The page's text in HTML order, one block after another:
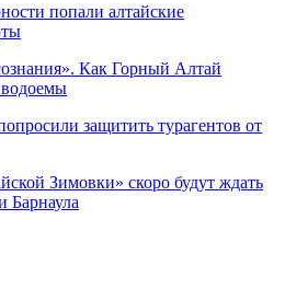
попали алтайские
Как Горный Алтай
водоемы
защитить турагентов от
Зимовки» скоро будут ждать
Барнаула